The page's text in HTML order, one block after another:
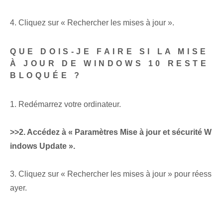
4. Cliquez sur « Rechercher les mises à jour ».
QUE DOIS-JE FAIRE SI LA MISE
À JOUR DE WINDOWS 10 RESTE
BLOQUÉE ?
1. Redémarrez votre ordinateur.
>>2. Accédez à « Paramètres Mise à jour et sécurité W
indows Update ».
3. Cliquez sur « Rechercher les mises à jour » pour réess
ayer.